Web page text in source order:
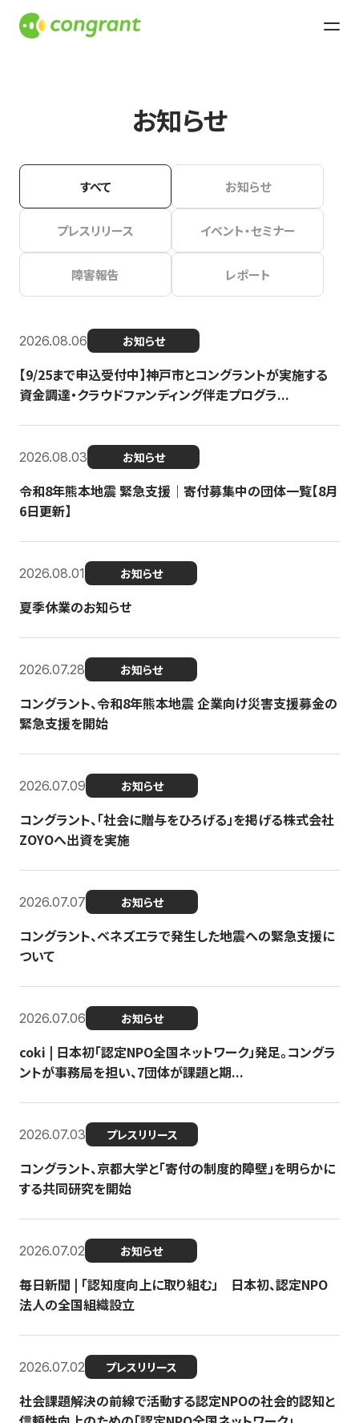
お知らせ
すべて お知らせ
プレスリリース イベント・セミナー
障害報告 レポート
2026.08.06 お知らせ
【9/25まで申込受付中】神戸市とコングラントが実施する
資金調達・クラウドファンディング伴走プログラ...
2026.08.03 お知らせ
令和8年熊本地震 緊急支援｜寄付募集中の団体一覧【8月
6日更新】
2026.08.01 お知らせ
夏季休業のお知らせ
2026.07.28 お知らせ
コングラント、令和8年熊本地震 企業向け災害支援募金の
緊急支援を開始
2026.07.09 お知らせ
コングラント、「社会に贈与をひろげる」を掲げる株式会社
ZOYOへ出資を実施
2026.07.07 お知らせ
コングラント、ベネズエラで発生した地震への緊急支援に
ついて
2026.07.06 お知らせ
coki | 日本初「認定NPO全国ネットワーク」発足。コングラ
ントが事務局を担い、7団体が課題と期...
2026.07.03 プレスリリース
コングラント、京都大学と「寄付の制度的障壁」を明らかに
する共同研究を開始
2026.07.02 お知らせ
毎日新聞 | 「認知度向上に取り組む」 日本初、認定NPO
法人の全国組織設立
2026.07.02 プレスリリース
社会課題解決の前線で活動する認定NPOの社会的認知と